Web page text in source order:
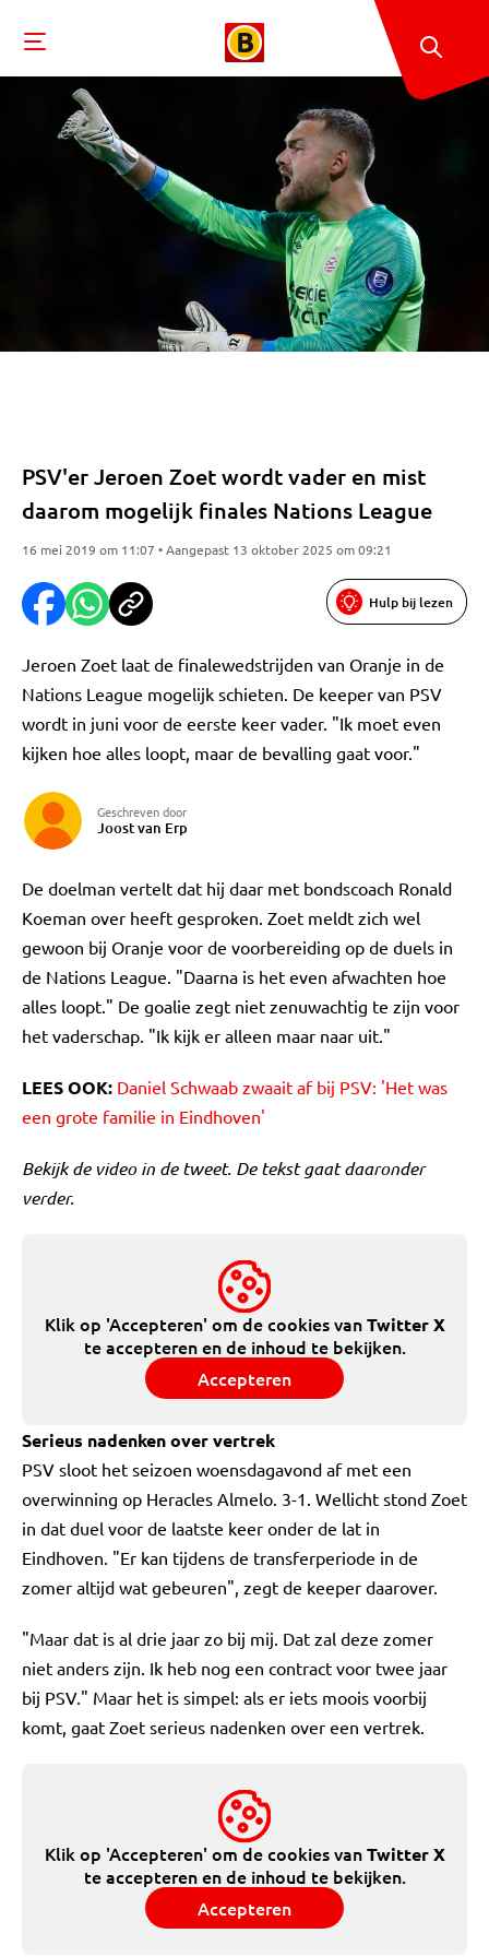
PSV'er Jeroen Zoet wordt vader en mist
daarom mogelijk finales Nations League
16 mei 2019 om 11:07 • Aangepast 13 oktober 2025 om 09:21
Hulp bij lezen
Jeroen Zoet laat de finalewedstrijden van Oranje in de
Nations League mogelijk schieten. De keeper van PSV
wordt in juni voor de eerste keer vader. "Ik moet even
kijken hoe alles loopt, maar de bevalling gaat voor."
Geschreven door
Joost van Erp
De doelman vertelt dat hij daar met bondscoach Ronald
Koeman over heeft gesproken. Zoet meldt zich wel
gewoon bij Oranje voor de voorbereiding op de duels in
de Nations League. "Daarna is het even afwachten hoe
alles loopt." De goalie zegt niet zenuwachtig te zijn voor
het vaderschap. "Ik kijk er alleen maar naar uit."
LEES OOK: Daniel Schwaab zwaait af bij PSV: 'Het was
een grote familie in Eindhoven'
Bekijk de video in de tweet. De tekst gaat daaronder
verder.
Klik op 'Accepteren' om de cookies vanTwitter X
te accepteren en de inhoud te bekijken.
Accepteren
Serieus nadenken over vertrek
PSV sloot het seizoen woensdagavond af met een
overwinning op Heracles Almelo. 3-1. Wellicht stond Zoet
in dat duel voor de laatste keer onder de lat in
Eindhoven. "Er kan tijdens de transferperiode in de
zomer altijd wat gebeuren", zegt de keeper daarover.
"Maar dat is al drie jaar zo bij mij. Dat zal deze zomer
niet anders zijn. Ik heb nog een contract voor twee jaar
bij PSV." Maar het is simpel: als er iets moois voorbij
komt, gaat Zoet serieus nadenken over een vertrek.
Klik op 'Accepteren' om de cookies vanTwitter X
te accepteren en de inhoud te bekijken.
Accepteren